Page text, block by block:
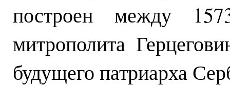
построен между
митрополита
будущего патриарха